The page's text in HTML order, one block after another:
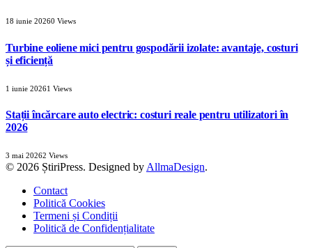
18 iunie 20260 Views
Turbine eoliene mici pentru gospodării izolate: avantaje, costuri
și eficiență
1 iunie 20261 Views
Stații încărcare auto electric: costuri reale pentru utilizatori în
2026
3 mai 20262 Views
© 2026 ȘtiriPress. Designed by AllmaDesign.
Contact
Politică Cookies
Termeni și Condiții
Politică de Confidențialitate